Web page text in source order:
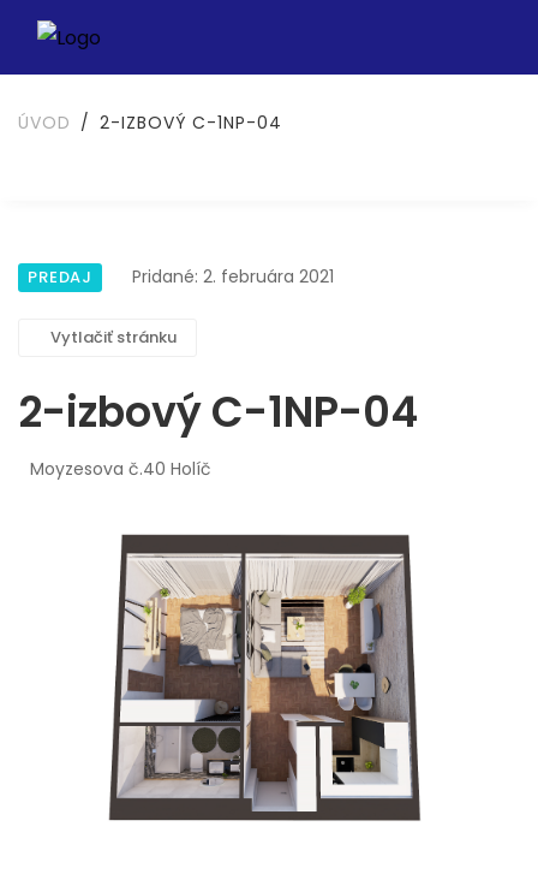
ÚVOD 2-IZBOVÝ C-1NP-04
PREDAJ Pridané: 2. februára 2021
Vytlačiť stránku
2-izbový C-1NP-04
Moyzesova č.40 Holíč